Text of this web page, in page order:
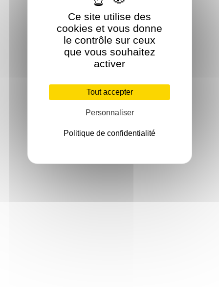
Ce site utilise des
cookies et vous donne
le contrôle sur ceux
que vous souhaitez
activer
Tout accepter
Personnaliser
Politique de confidentialité